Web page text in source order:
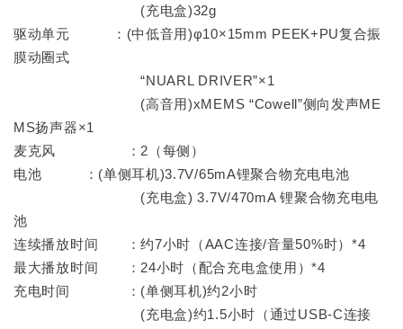
(充电盒)32g
驱动单元 ：(中低音用)φ10×15mm PEEK+PU复合振
膜动圈式
“NUARL DRIVER”×1
(高音用)xMEMS “Cowell”侧向发声ME
MS扬声器×1
麦克风 ：2（每侧）
电池 ：(单侧耳机)3.7V/65mA锂聚合物充电电池
(充电盒) 3.7V/470mA 锂聚合物充电电
池
连续播放时间 ：约7小时（AAC连接/音量50%时）*4
最大播放时间 ：24小时（配合充电盒使用）*4
充电时间 ：(单侧耳机)约2小时
(充电盒)约1.5小时（通过USB-C连接